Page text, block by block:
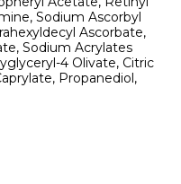
Sodium Ascorbyl
Ascorbate,
Sodium Acrylates
4 Olivate, Citric
Propanediol,